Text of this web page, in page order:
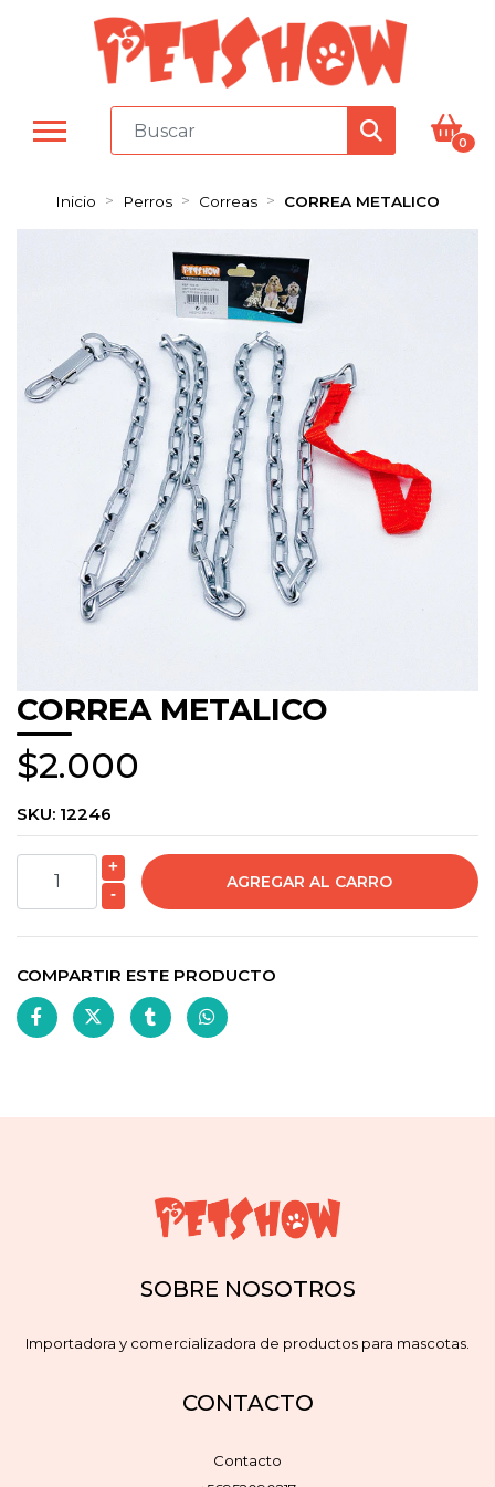
0
Inicio Perros Correas CORREA METALICO
CORREA METALICO
$2.000
SKU: 12246
+
-
COMPARTIR ESTE PRODUCTO
SOBRE NOSOTROS
Importadora y comercializadora de productos para mascotas.
CONTACTO
Contacto